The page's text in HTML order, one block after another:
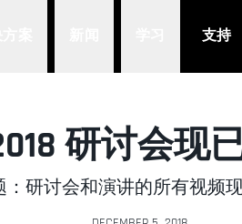
支持
研讨会现
研讨会和演讲的所有视频